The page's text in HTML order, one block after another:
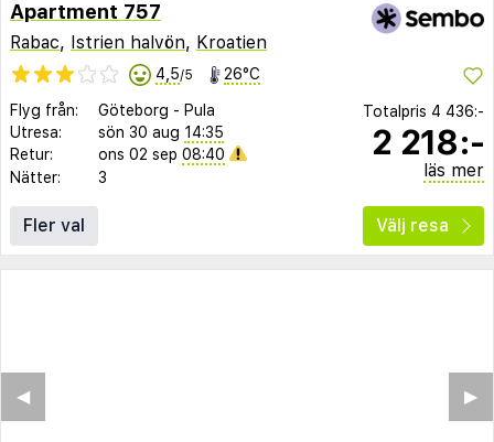
Apartment 757
Rabac, Istrien halvön, Kroatien
4,5/5 26°C
Flyg från: Göteborg - Pula
Utresa:
sön 30 aug 14:35
Retur:
ons 02 sep 08:40
Nätter:
3
Totalpris 4 436:-
2 218:-
läs mer
Fler val Välj resa
▶︎
◀︎